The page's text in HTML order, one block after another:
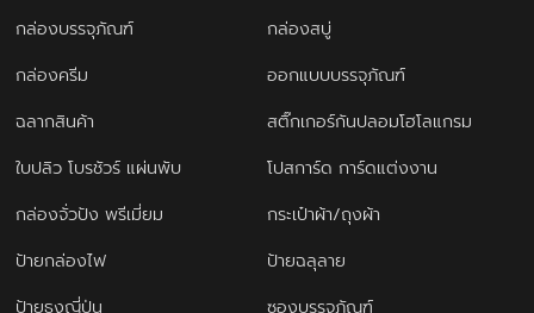
กล่องบรรจุภัณฑ์
กล่องสบู่
กล่องครีม
ออกแบบบรรจุภัณฑ์
ฉลากสินค้า
สติ๊กเกอร์กันปลอมโฮโลแกรม
ใบปลิว โบรชัวร์ แผ่นพับ
โปสการ์ด การ์ดแต่งงาน
กล่องจั่วปัง พรีเมี่ยม
กระเป๋าผ้า/ถุงผ้า
ป้ายกล่องไฟ
ป้ายฉลุลาย
ป้ายธงญี่ปุ่น
ซองบรรจุภัณฑ์